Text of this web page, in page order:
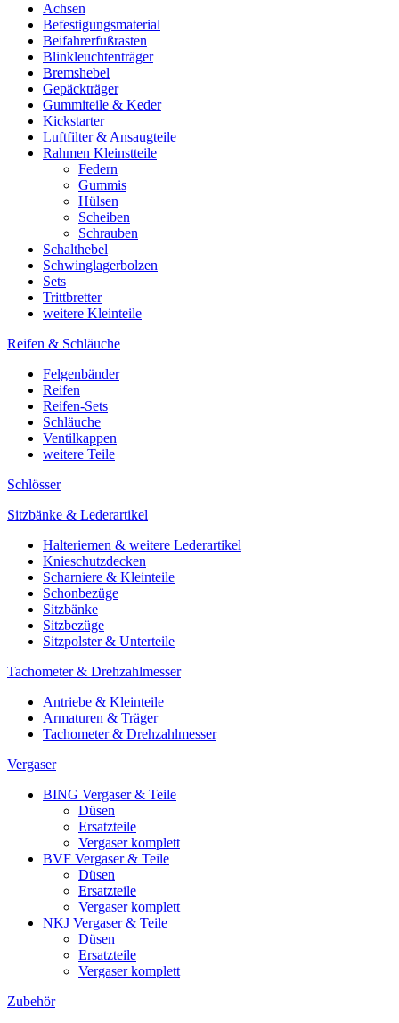
Achsen
Befestigungsmaterial
Beifahrerfußrasten
Blinkleuchtenträger
Bremshebel
Gepäckträger
Gummiteile & Keder
Kickstarter
Luftfilter & Ansaugteile
Rahmen Kleinstteile
Federn
Gummis
Hülsen
Scheiben
Schrauben
Schalthebel
Schwinglagerbolzen
Sets
Trittbretter
weitere Kleinteile
Reifen & Schläuche
Felgenbänder
Reifen
Reifen-Sets
Schläuche
Ventilkappen
weitere Teile
Schlösser
Sitzbänke & Lederartikel
Halteriemen & weitere Lederartikel
Knieschutzdecken
Scharniere & Kleinteile
Schonbezüge
Sitzbänke
Sitzbezüge
Sitzpolster & Unterteile
Tachometer & Drehzahlmesser
Antriebe & Kleinteile
Armaturen & Träger
Tachometer & Drehzahlmesser
Vergaser
BING Vergaser & Teile
Düsen
Ersatzteile
Vergaser komplett
BVF Vergaser & Teile
Düsen
Ersatzteile
Vergaser komplett
NKJ Vergaser & Teile
Düsen
Ersatzteile
Vergaser komplett
Zubehör